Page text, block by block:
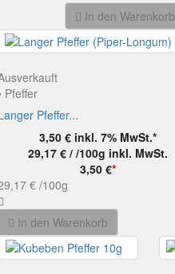
In den Warenkorb
Pfeffer
Pfeffer...
3,50 € inkl. 7% MwSt.*
29,17 € / /100g inkl. MwSt.
3,50 €*
€ /100g
In den Warenkorb